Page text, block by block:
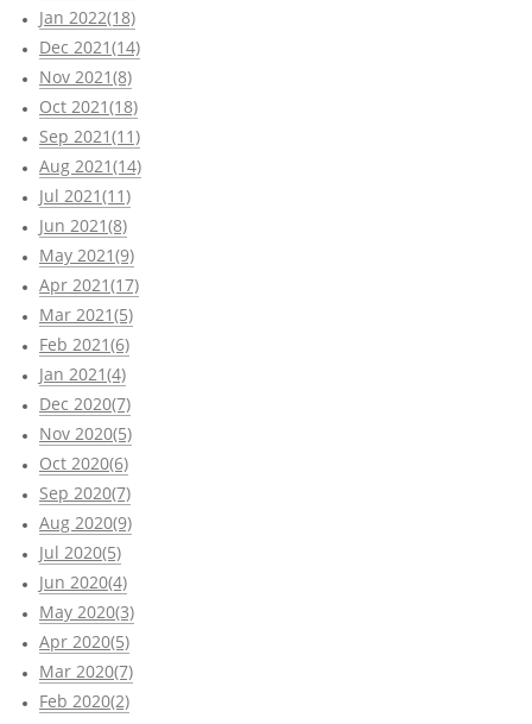
Jan 2022(18)
Dec 2021(14)
Nov 2021(8)
Oct 2021(18)
Sep 2021(11)
Aug 2021(14)
Jul 2021(11)
Jun 2021(8)
May 2021(9)
Apr 2021(17)
Mar 2021(5)
Feb 2021(6)
Jan 2021(4)
Dec 2020(7)
Nov 2020(5)
Oct 2020(6)
Sep 2020(7)
Aug 2020(9)
Jul 2020(5)
Jun 2020(4)
May 2020(3)
Apr 2020(5)
Mar 2020(7)
Feb 2020(2)